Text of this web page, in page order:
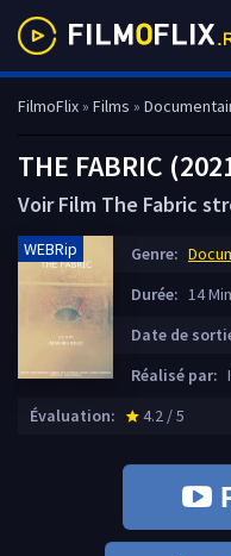
FilmoFlix» Films »
THE FABRIC
Voir Film The Fabric
WEBRip Genre:
Durée: 14 Min
Date de
Réalisé par:
Évaluation:
star_rate
4.2 / 5